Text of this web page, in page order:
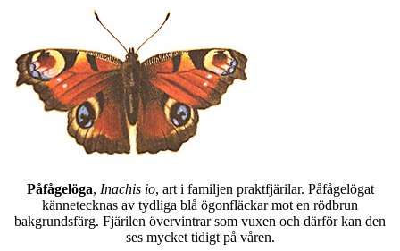
Påfågelöga, Inachis io, art i familjen praktfjärilar. Påfågelögat
kännetecknas av tydliga blå ögonfläckar mot en rödbrun
bakgrundsfärg. Fjärilen övervintrar som vuxen och därför kan den
ses mycket tidigt på våren.